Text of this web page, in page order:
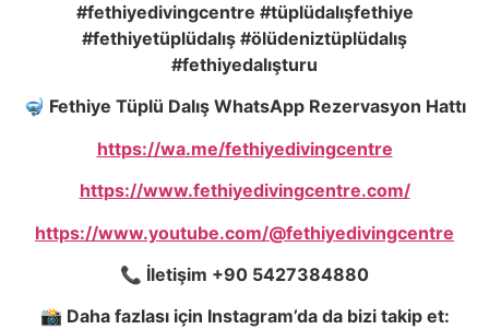
#fethiyedivingcentre #tüplüdalışfethiye
#fethiyetüplüdalış #ölüdeniztüplüdalış
#fethiyedalışturu
🤿 Fethiye Tüplü Dalış WhatsApp Rezervasyon Hattı
https://wa.me/fethiyedivingcentre
https://www.fethiyedivingcentre.com/
https://www.youtube.com/@fethiyedivingcentre
📞 İletişim +90 5427384880
📸 Daha fazlası için Instagram’da da bizi takip et: